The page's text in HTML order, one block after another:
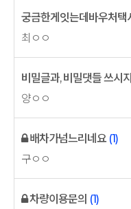
궁금한게잇는데바우처
최ㅇㅇ
비밀글과, 비밀댓들 쓰시
양ㅇㅇ
배차가넘느리네요 (1)
구ㅇㅇ
차량이용문의 (1)